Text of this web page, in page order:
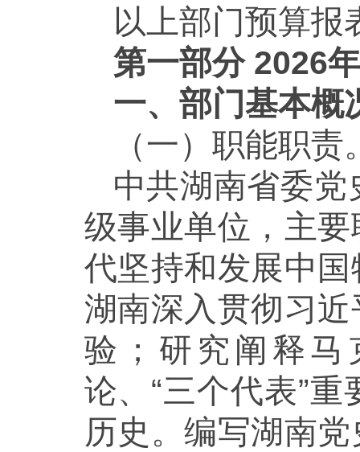
以上部门预算
第一部分 2026
一、部门基本概
（一）职能职责
中共湖南省委
级事业单位，主
代坚持和发展中
湖南深入贯彻习
验；研究阐释马
论、“三个代表”
历史。编写湖南